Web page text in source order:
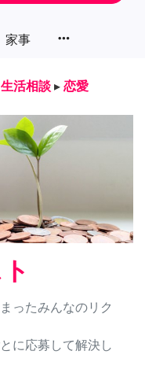
家事 more_horiz
生活相談 ▸ 恋愛
ったみんなのリク
に応募して解決し